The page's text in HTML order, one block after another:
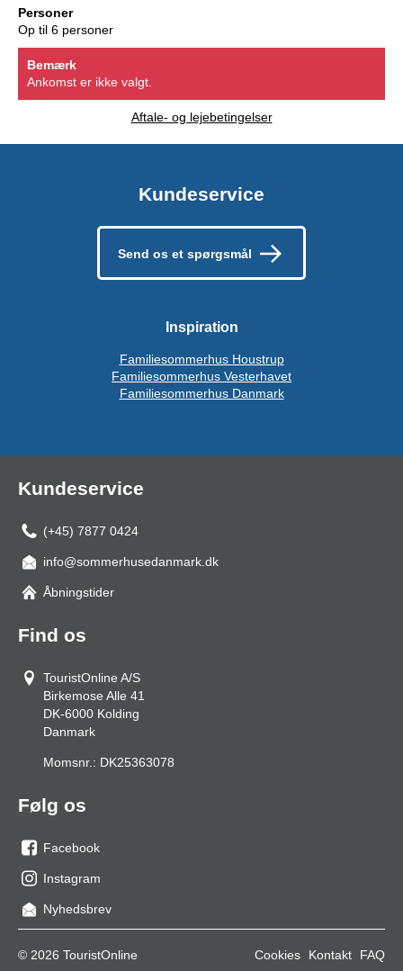
Personer
Op til 6 personer
Bemærk
Ankomst er ikke valgt.
Aftale- og lejebetingelser
Kundeservice
Send os et spørgsmål
Inspiration
Familiesommerhus Houstrup
Familiesommerhus Vesterhavet
Familiesommerhus Danmark
Kundeservice
(+45) 7877 0424
info@sommerhusedanmark.dk
Åbningstider
Find os
TouristOnline A/S
Birkemose Alle 41
DK-6000 Kolding
Danmark
Momsnr.: DK25363078
Følg os
os
på
facebook
Facebook
os
på
Instagram
Nyhedsbrev
© 2026 TouristOnline Cookies Kontakt FAQ